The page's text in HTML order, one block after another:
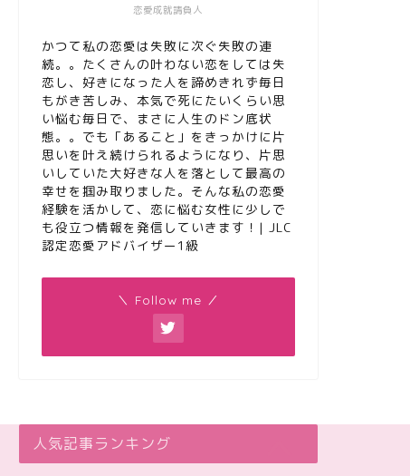
恋愛成就請負人
かつて私の恋愛は失敗に次ぐ失敗の連
続。。たくさんの叶わない恋をしては失
恋し、好きになった人を諦めきれず毎日
もがき苦しみ、本気で死にたいくらい思
い悩む毎日で、まさに人生のドン底状
態。。でも「あること」をきっかけに片
思いを叶え続けられるようになり、片思
いしていた大好きな人を落として最高の
幸せを掴み取りました。そんな私の恋愛
経験を活かして、恋に悩む女性に少しで
も役立つ情報を発信していきます！| JLC
認定恋愛アドバイザー1級
＼ Follow me ／
人気記事ランキング